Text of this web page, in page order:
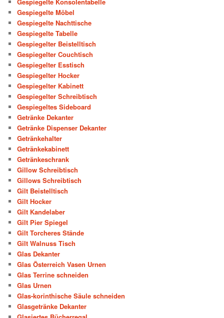
Gespiegelte Möbel
Gespiegelte Nachttische
Gespiegelte Tabelle
Gespiegelter Beistelltisch
Gespiegelter Couchtisch
Gespiegelter Esstisch
Gespiegelter Hocker
Gespiegelter Kabinett
Gespiegelter Schreibtisch
Gespiegeltes Sideboard
Getränke Dekanter
Getränke Dispenser Dekanter
Getränkehalter
Getränkekabinett
Getränkeschrank
Gillow Schreibtisch
Gillows Schreibtisch
Gilt Beistelltisch
Gilt Hocker
Gilt Kandelaber
Gilt Pier Spiegel
Gilt Torcheres Stände
Gilt Walnuss Tisch
Glas Dekanter
Glas Österreich Vasen Urnen
Glas Terrine schneiden
Glas Urnen
Glas-korinthische Säule schneiden
Glasgetränke Dekanter